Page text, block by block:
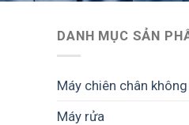
DANH MỤC SẢN
Máy chiên chân không
Máy rửa